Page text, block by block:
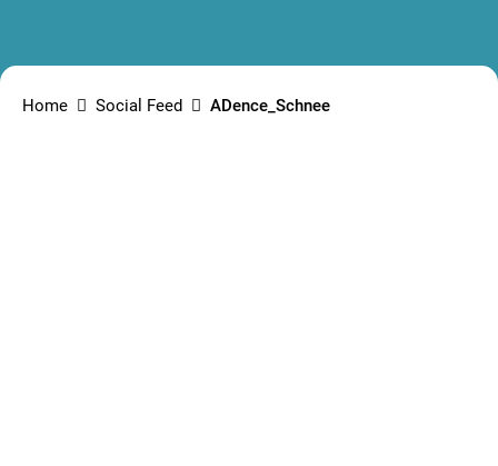
Home Social Feed ADence_Schnee